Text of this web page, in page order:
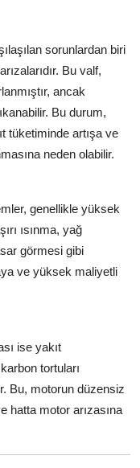
sorunlardan biri
Bu valf,
ancak
Bu durum,
tüketiminde artışa ve
neden olabilir.
genellikle yüksek
ısınma, yağ
görmesi gibi
ve yüksek maliyetli
ise yakıt
tortuları
Bu, motorun düzensiz
hatta motor arızasına